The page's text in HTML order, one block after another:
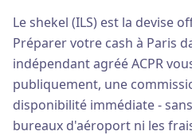
Le shekel (ILS) est la devise
Préparer votre cash à Paris
indépendant agréé ACPR
publiquement, une
disponibilité immédiate -
bureaux d'aéroport ni les